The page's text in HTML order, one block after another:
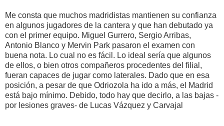
Me consta que muchos madridistas mantienen su confianza
en algunos jugadores de la cantera y que han debutado ya
con el primer equipo. Miguel Gurrero, Sergio Arribas,
Antonio Blanco y Mervin Park pasaron el examen con
buena nota. Lo cual no es fácil. Lo ideal sería que algunos
de ellos, o bien otros compañeros procedentes del filial,
fueran capaces de jugar como laterales. Dado que en esa
posición, a pesar de que Odriozola ha ido a más, el Madrid
está bajo mínimo. Debido, todo hay que decirlo, a las bajas -
por lesiones graves- de Lucas Vázquez y Carvajal